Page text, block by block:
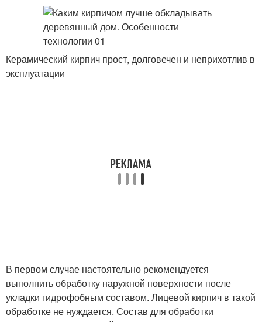
Керамический кирпич прост, долговечен и неприхотлив в
эксплуатации
В первом случае настоятельно рекомендуется
выполнить обработку наружной поверхности после
укладки гидрофобным составом. Лицевой кирпич в такой
обработке не нуждается. Состав для обработки